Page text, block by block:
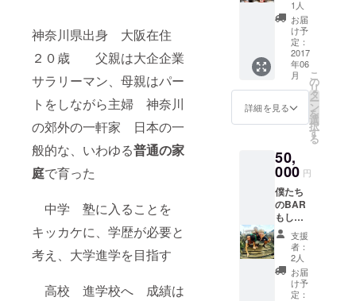
神奈川県出身 大阪在住
２０歳 父親は大企企業
サラリーマン、母親はパー
トをしながら主婦 神奈川
の郊外の一軒家 日本の一
般的な、いわゆる普通の家
庭で育った
中学 塾に入ることを
キッカケに、学歴が必要と
考え、大学進学を目指す
高校 進学校へ 成績は
囲内で
あれば
問題あ
りませ
し切る
権利（1
回） 泊
まれて
朝まで
飲める
イベン
トがで
きま
程につ
いては
要相談
ですが
常識の
範囲内
であれ
ば問題
ありま
せん。
1人
お届
け予
定：
2017
年06
月
詳細を見る
こ
の
リ
タ
ー
ン
を
選
択
す
る
50,
000 円
僕たち
のBAR
もしく
は
GUEST
HOUSE
を利用
する人
全員が
支援
者：
2人
お届
け予
定：